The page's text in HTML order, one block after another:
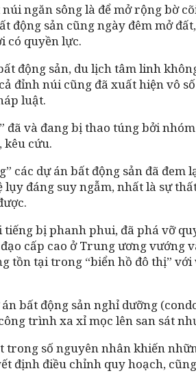
ngăn sông là để mở rộng bờ
động sản cũng ngày đêm mở
có quyền lực.
động sản, du lịch tâm linh
đỉnh núi cũng đã xuất hiện vô
luật.
và đang bị thao túng bởi
kêu cứu.
các dự án bất động sản đã
đáng suy ngẫm, nhất là sự
bị phanh phui, đã phá vỡ
cấp cao ở Trung ương
tại trong “biển hồ đô thị”
bất động sản nghỉ dưỡng
trình xa xỉ mọc lên san sát
số nguyên nhân khiến
điều chỉnh quy hoạch,